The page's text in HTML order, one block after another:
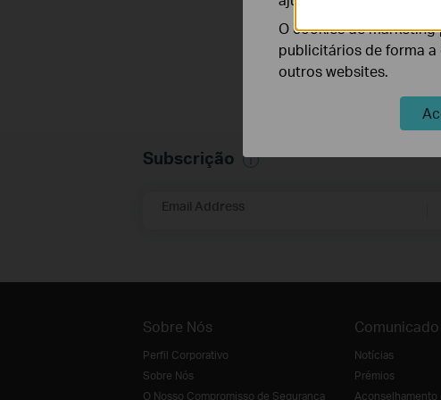
Subscrição
Email Address
Sobre Nós
Perfil Corporativo
Sobre Nós
O Nosso Compromisso de Segurança
Notícias
Prémios
Aconselhamento
O cookies de
publicitários de forma a
outros websites.